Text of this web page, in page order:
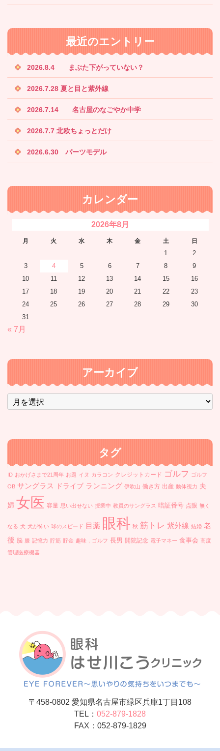
最近のエントリー
2026.8.4 まぶた下がっていない？
2026.7.28 夏と目と紫外線
2026.7.14 名古屋のなごやか中学
2026.7.7 北欧ちょっとだけ
2026.6.30 パーツモデル
カレンダー
2026年8月
月 火 水 木 金 土 日
1
2
3
4 5 6 7 8
9
10
11 12 13 14 15
16
17
18 19 20 21 22
23
24
25 26 27 28 29
30
31
« 7月
アーカイブ
ア
ー
ブ
タグ
ID おかげさまで21周年 お題 イヌ カラコン クレジットカード ゴルフ ゴルフ
OB サングラス ドライブ ランニング 伊吹山 働き方 出産 動体視力 夫
婦 女医 容量 思い出せない 授業中 教員のサングラス 暗証番号 点眼 無く
なる 犬 犬が怖い 球のスピード 目薬 眼科 秋 筋トレ 紫外線 結婚 老
後 脳 膝 記憶力 貯筋 貯金 趣味，ゴルフ 長男 開院記念 電子マネー 食事会 高度
管理医療機器
〒458-0802 愛知県名古屋市緑区兵庫1丁目108
TEL： 052-879-1828
FAX：052-879-1829